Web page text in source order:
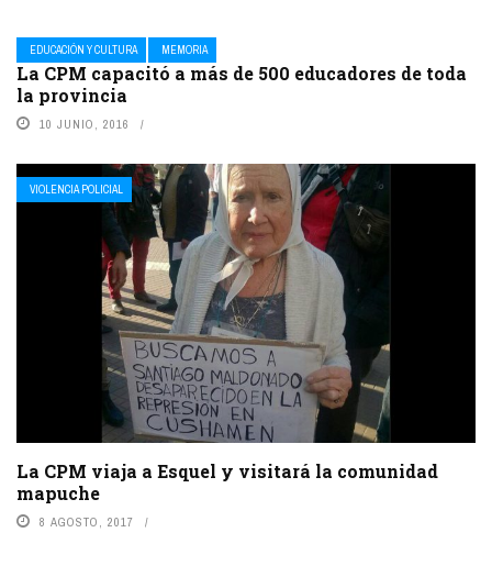
EDUCACIÓN Y CULTURA MEMORIA
La CPM capacitó a más de 500 educadores de toda
la provincia
10 JUNIO, 2016
VIOLENCIA POLICIAL
La CPM viaja a Esquel y visitará la comunidad
mapuche
8 AGOSTO, 2017